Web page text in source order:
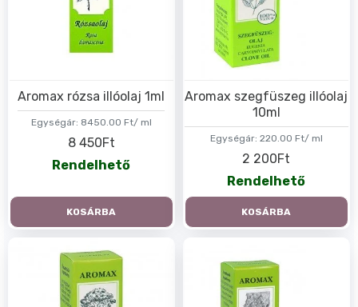
Egységár: 8450.00 Ft/ ml
Aromax rózsa illóolaj 1ml
8 450Ft
Rendelhető
KOSÁRBA
Egységár: 220.00 Ft/ ml
Aromax szegfüszeg illóolaj
10ml
2 200Ft
Rendelhető
KOSÁRBA